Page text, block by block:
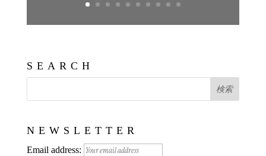
SEARCH
NEWSLETTER
Email address: